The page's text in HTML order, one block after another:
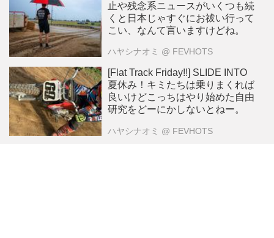
止や残念系ニュースがいくつも続
くと日本じゃすぐにお祓い行って
こい、なんて言いますけどね。
ハヤシナオミ @ FEVHOTS
[Flat Track Friday!!] SLIDE INTO
夏休み！キミたちは乗りまくれば
良いけどこっちはやり始めた自由
研究をどーにかしないとねー。
ハヤシナオミ @ FEVHOTS